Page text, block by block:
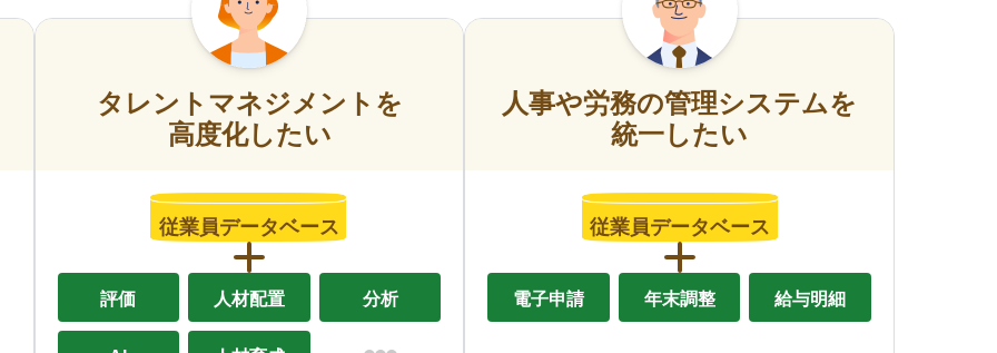
タレントマネジメントを
高度化したい
従業員データベース
評価 人材配置 分析
人事や労務の管理システムを
統一したい
従業員データベース
電子申請 年末調整 給与明細